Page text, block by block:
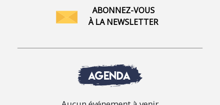
ABONNEZ-VOUS
À LA NEWSLETTER
AGENDA